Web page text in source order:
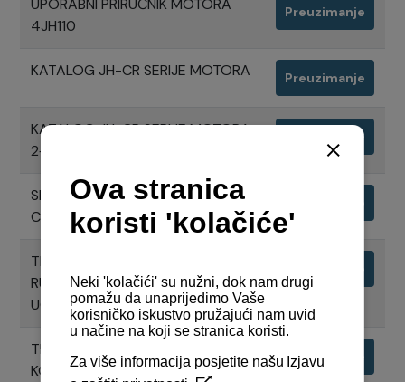
UPORABNI PRIRUČNIK MOTORA
4JH110
Preuzimanje
KATALOG JH-CR SERIJE MOTORA Preuzimanje
KATALOG JH-CR SERIJE MOTORA
2+3
Preuzimanje
SPECIFIKACIJE MOTORA 4JH110
CR
TEHNIČKI NACRTI KOMANDNE
RUČICE ZA JEDNOSTRUKU
UGRADNJU
TEHNIČKI NACRTI PANELA
KONTROLNOG SUSTAVA
Preuzimanje